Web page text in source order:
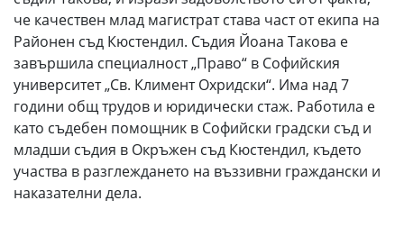
че качествен млад магистрат става част от екипа на
Районен съд Кюстендил. Съдия Йоана Такова е
завършила специалност „Право“ в Софийския
университет „Св. Климент Охридски“. Има над 7
години общ трудов и юридически стаж. Работила е
като съдебен помощник в Софийски градски съд и
младши съдия в Окръжен съд Кюстендил, където
участва в разглеждането на въззивни граждански и
наказателни дела.